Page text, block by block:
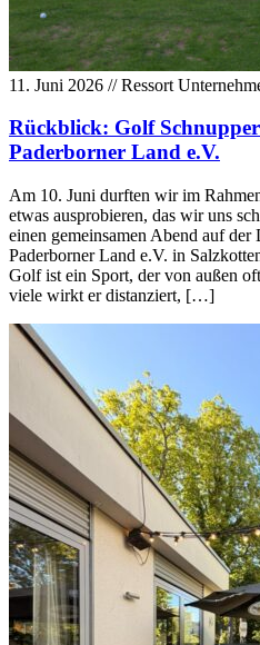
11. Juni 2026 // Ressort
Rückblick: Golf
Paderborner Land e.V.
Am 10. Juni durften wir im
etwas ausprobieren, das wir uns
einen gemeinsamen Abend auf
Paderborner Land e.V. in
Golf ist ein Sport, der von außen
viele wirkt er distanziert, […]